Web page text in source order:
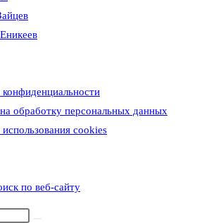
обработку персональных данных
cookies
по веб-сайту